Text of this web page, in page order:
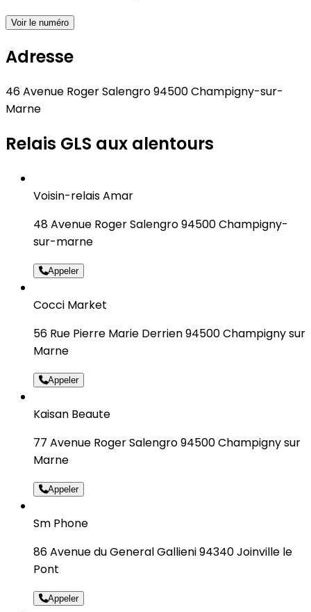
Voir le numéro
Adresse
46 Avenue Roger Salengro 94500 Champigny-sur-
Marne
Relais GLS aux alentours
Voisin-relais Amar
48 Avenue Roger Salengro 94500 Champigny-
sur-marne
Appeler
Cocci Market
56 Rue Pierre Marie Derrien 94500 Champigny sur
Marne
Appeler
Kaisan Beaute
77 Avenue Roger Salengro 94500 Champigny sur
Marne
Appeler
Sm Phone
86 Avenue du General Gallieni 94340 Joinville le
Pont
Appeler